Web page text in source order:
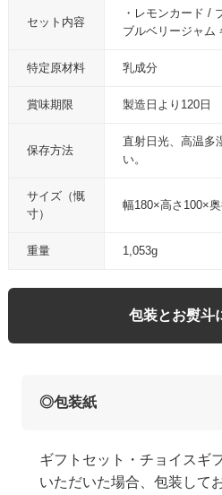
セット内容
・レモンカード /
ブルベリージャム
特定原材料 乳成分
賞味期限 製造日より120日
保存方法
直射日光、高温多
い。
サイズ（慨
寸）
幅180×高さ100×
重量 1,053g
包装とお熨斗
◎包装紙
ギフトセット・チョイスギ
いただいた場合、包装して